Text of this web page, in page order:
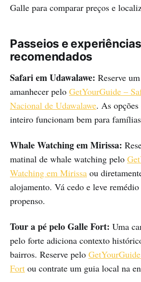
Galle para comparar preços e
Passeios e experiências
recomendados
Safari em Udawalawe: Reserve
amanhecer pelo GetYourGuide –
Nacional de Udawalawe. As
inteiro funcionam bem para
Whale Watching em Mirissa:
matinal de whale watching pelo
Watching em Mirissa ou
alojamento. Vá cedo e leve
propenso.
Tour a pé pelo Galle Fort: Uma
pelo forte adiciona contexto
bairros. Reserve pelo
Fort ou contrate um guia local na